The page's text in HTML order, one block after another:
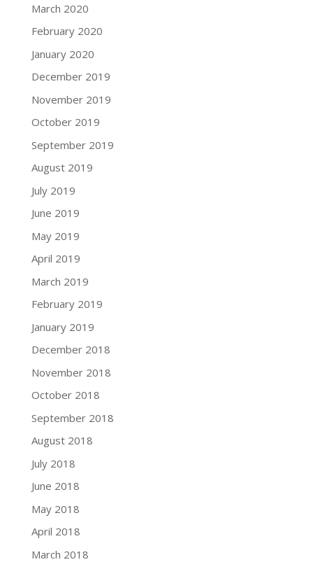
March 2020
February 2020
January 2020
December 2019
November 2019
October 2019
September 2019
August 2019
July 2019
June 2019
May 2019
April 2019
March 2019
February 2019
January 2019
December 2018
November 2018
October 2018
September 2018
August 2018
July 2018
June 2018
May 2018
April 2018
March 2018